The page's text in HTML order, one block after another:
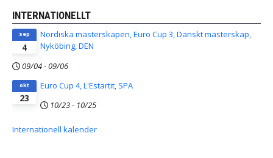
INTERNATIONELLT
4
sep
Nordiska mästerskapen, Euro Cup 3, Danskt mästerskap,
Nyköbing, DEN
09/04-09/06
23
okt
Euro Cup 4, L'Estartit, SPA
10/23- 10/25
Internationell kalender